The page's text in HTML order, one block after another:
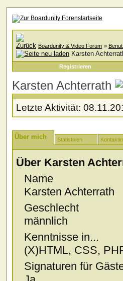
Boardunity & Video Forum »
Karsten
Registrieren
Karsten Achterrath
Letzte Aktivität:
Über mich Statistiken
Über Karsten
Name
Karsten Achterrath
Geschlecht
männlich
Kenntnisse in...
(X)HTML, CSS,
Signaturen für